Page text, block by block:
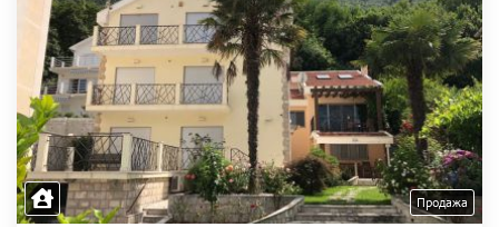
Продажа